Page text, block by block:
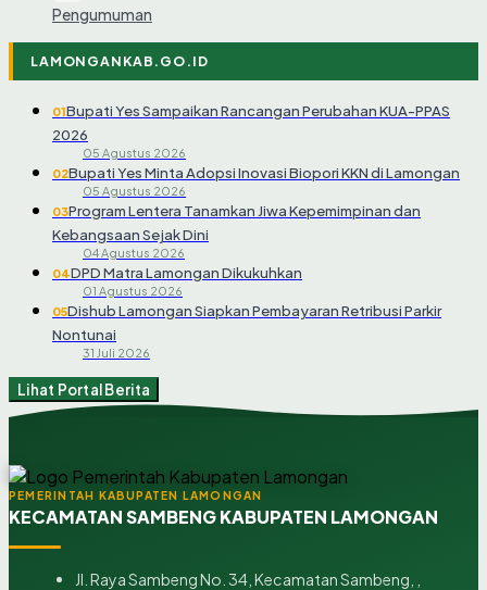
Pengumuman
LAMONGANKAB.GO.ID
01Bupati Yes Sampaikan Rancangan Perubahan KUA-PPAS
2026
05 Agustus 2026
02Bupati Yes Minta Adopsi Inovasi Biopori KKN di Lamongan
05 Agustus 2026
03Program Lentera Tanamkan Jiwa Kepemimpinan dan
Kebangsaan Sejak Dini
04 Agustus 2026
04DPD Matra Lamongan Dikukuhkan
01 Agustus 2026
05Dishub Lamongan Siapkan Pembayaran Retribusi Parkir
Nontunai
31 Juli 2026
Lihat Portal Berita
PEMERINTAH KABUPATEN LAMONGAN
KECAMATAN SAMBENG KABUPATEN LAMONGAN
Jl. Raya Sambeng No. 34, Kecamatan Sambeng, ,